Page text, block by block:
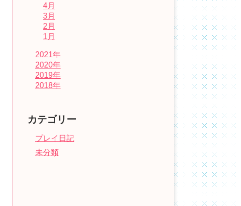
4月
3月
2月
1月
2021年
2020年
2019年
2018年
カテゴリー
プレイ日記
未分類